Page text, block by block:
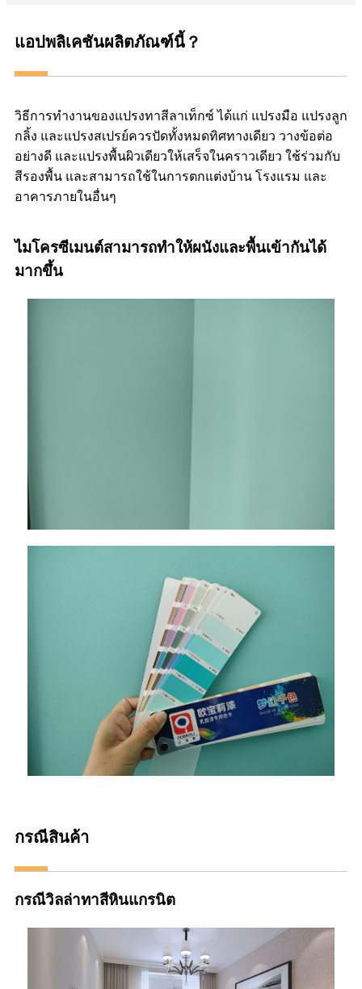
แอปพลิเคชันผลิตภัณฑ์นี้？
วิธีการทำงานของแปรงทาสีลาเท็กซ์ ได้แก่ แปรงมือ แปรงลูก
กลิ้ง และแปรงสเปรย์ควรปัดทั้งหมดทิศทางเดียว วางข้อต่อ
อย่างดี และแปรงพื้นผิวเดียวให้เสร็จในคราวเดียว ใช้ร่วมกับ
สีรองพื้น และสามารถใช้ในการตกแต่งบ้าน โรงแรม และ
อาคารภายในอื่นๆ
ไมโครซีเมนต์สามารถทำให้ผนังและพื้นเข้ากันได้
มากขึ้น
กรณีสินค้า
กรณีวิลล่าทาสีหินแกรนิต